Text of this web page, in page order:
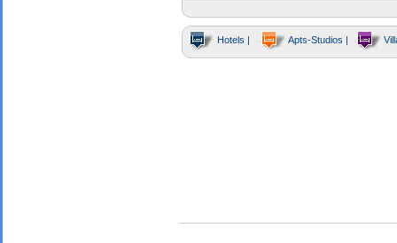
Hotels | Apts-Studios |